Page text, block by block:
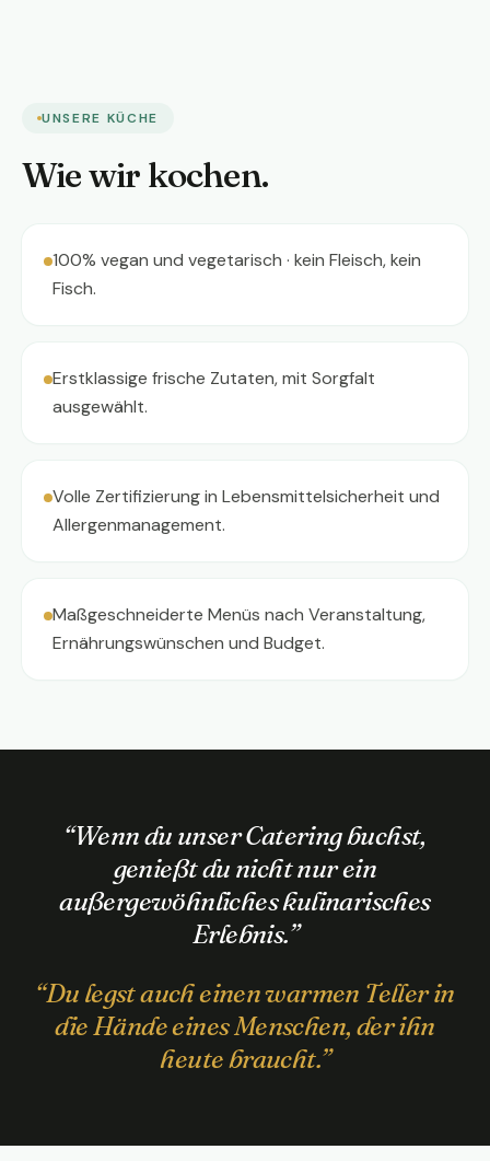
UNSERE KÜCHE
Wie wir kochen.
100% vegan und vegetarisch · kein Fleisch, kein
Fisch.
Erstklassige frische Zutaten, mit Sorgfalt
ausgewählt.
Volle Zertifizierung in Lebensmittelsicherheit und
Allergenmanagement.
Maßgeschneiderte Menüs nach Veranstaltung,
Ernährungswünschen und Budget.
“Wenn du unser Catering buchst,
genießt du nicht nur ein
außergewöhnliches kulinarisches
Erlebnis.”
“Du legst auch einen warmen Teller in
die Hände eines Menschen, der ihn
heute braucht.”